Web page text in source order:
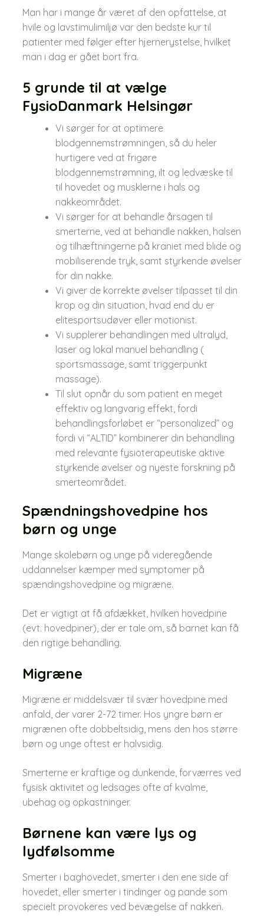
Man har i mange år været af den opfattelse, at
hvile og lavstimulimiljø var den bedste kur til
patienter med følger efter hjernerystelse, hvilket
man i dag er gået bort fra.
5 grunde til at vælge
FysioDanmark Helsingør
Vi sørger for at optimere
blodgennemstrømningen, så du heler
hurtigere ved at frigøre
blodgennemstrømning, ilt og ledvæske til
til hovedet og musklerne i hals og
nakkeområdet.​
Vi sørger for at behandle årsagen til
smerterne, ved at behandle nakken, halsen
og tilhæftningerne på kraniet med blide og
mobiliserende tryk, samt styrkende øvelser
for din nakke.
Vi giver de korrekte øvelser tilpasset til din
krop og din situation, hvad end du er
elitesportsudøver eller motionist.
Vi supplerer behandlingen med ultralyd,
laser og lokal manuel behandling (
sportsmassage, samt triggerpunkt
massage).
Til slut opnår du som patient en meget
effektiv og langvarig effekt, fordi
behandlingsforløbet er “personalized” og
fordi vi “ALTID” kombinerer din behandling
med relevante fysioterapeutiske aktive
styrkende øvelser og nyeste forskning på
smerteområdet.
Spændningshovedpine hos
børn og unge
Mange skolebørn og unge på videregående
uddannelser kæmper med symptomer på
spændingshovedpine og migræne.
Det er vigtigt at få afdækket, hvilken hovedpine
(evt. hovedpiner), der er tale om, så barnet kan få
den rigtige behandling.
Migræne
Migræne er middelsvær til svær hovedpine med
anfald, der varer 2-72 timer. Hos yngre børn er
migrænen ofte dobbeltsidig, mens den hos større
børn og unge oftest er halvsidig.
Smerterne er kraftige og dunkende, forværres ved
fysisk aktivitet og ledsages ofte af kvalme,
ubehag og opkastninger.
Børnene kan være lys og
lydfølsomme
Smerter i baghovedet, smerter i den ene side af
hovedet, eller smerter i tindinger og pande som
specielt provokeres ved bevægelse af nakken.